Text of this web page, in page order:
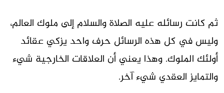
ثم كانت رسائله عليه الصلاة والسلام إلى ملوك العالم،
وليس في كل هذه الرسائل حرف واحد يزكي عقائد
أولئك الملوك. وهذا يعني أن العلاقات الخارجية شيء
والتمايز العقدي شيء آخر.